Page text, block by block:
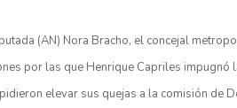
(AN) Nora Bracho, el concejal
por las que Henrique Capriles
elevar sus quejas a la comisión